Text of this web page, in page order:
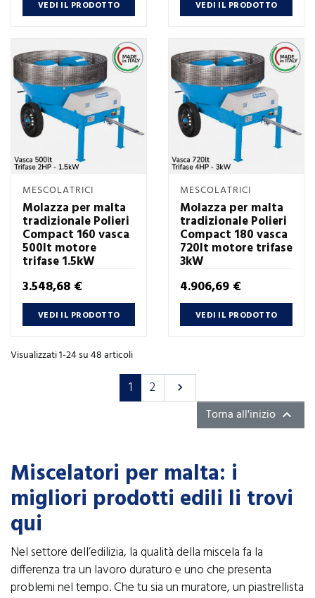
VEDI IL PRODOTTO VEDI IL PRODOTTO
MESCOLATRICI
Molazza per malta
tradizionale Polieri
Compact 160 vasca
500lt motore
trifase 1.5kW
Prezzo
3.548,68 €
VEDI IL PRODOTTO
MESCOLATRICI
Molazza per malta
tradizionale Polieri
Compact 180 vasca
720lt motore trifase
3kW
Prezzo
4.906,69 €
VEDI IL PRODOTTO
Visualizzati 1-24 su 48 articoli
1 2 Successivo

Torna all'inizio 
Miscelatori per malta: i
migliori prodotti edili li trovi
qui
Nel settore dell’edilizia, la qualità della miscela fa la
differenza tra un lavoro duraturo e uno che presenta
problemi nel tempo. Che tu sia un muratore, un piastrellista